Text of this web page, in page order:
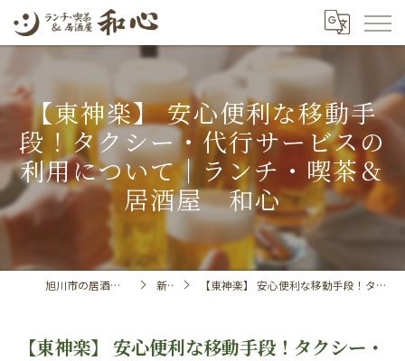
【東神楽】 安心便利な移動手
段！タクシー・代行サービスの
利用について｜ランチ・喫茶＆
居酒屋 和心
旭川市の居酒屋ならランチ・喫茶＆居酒屋 和心 新着情報 【東神楽】 安心便利な移動手段！タクシー・代行サービスの利用について｜ランチ・喫茶＆居酒屋 和心
【東神楽】 安心便利な移動手段！タクシー・